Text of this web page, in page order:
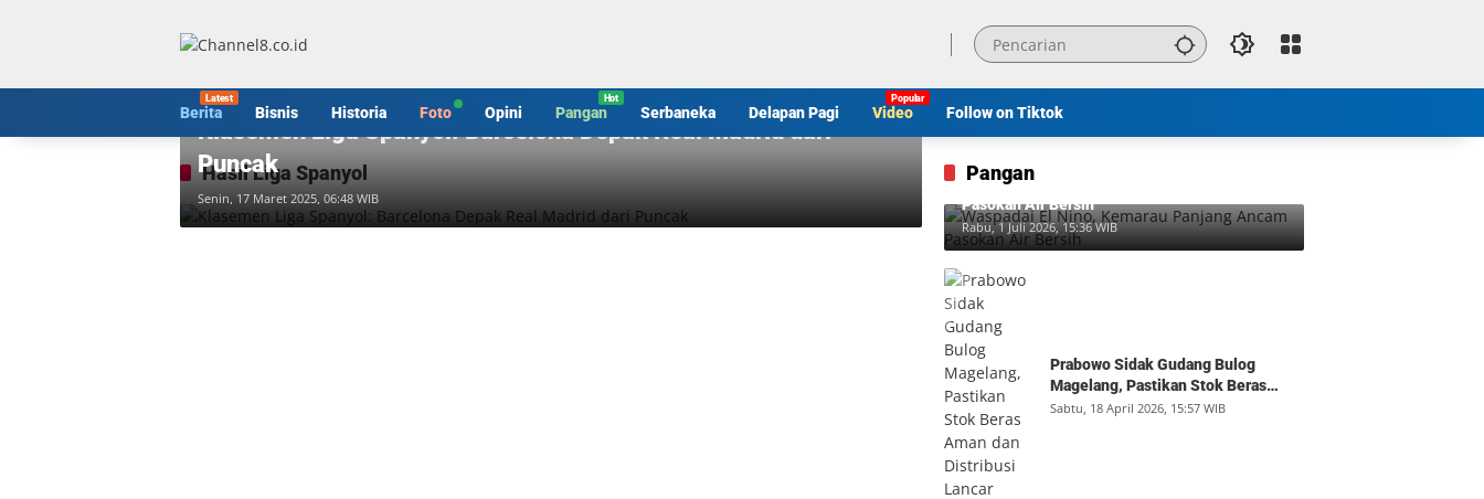
Berita Bisnis Historia Foto Opini Pangan Serbaneka Delapan Pagi Video Follow on Tiktok
Hasil Liga Spanyol
Berita
Klasemen Liga Spanyol: Barcelona Depak Real Madrid dari
Puncak
Senin, 17 Maret 2025, 06:48 WIB
Pangan
Waspadai El Nino, Kemarau Panjang Ancam
Pasokan Air Bersih
Rabu, 1 Juli 2026, 15:36 WIB
Prabowo Sidak Gudang Bulog
Magelang, Pastikan Stok Beras
Aman dan Distribusi Lancar
Sabtu, 18 April 2026, 15:57 WIB